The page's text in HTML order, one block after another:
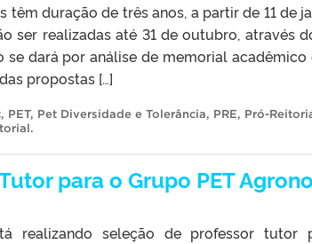
têm duração de três anos, a partir de 11 de
ser realizadas até 31 de outubro, através
se dará por análise de memorial
propostas […]
, PET, Pet Diversidade e Tolerância, PRE, Pró-
.
para o Grupo PET
realizando seleção de professor tutor